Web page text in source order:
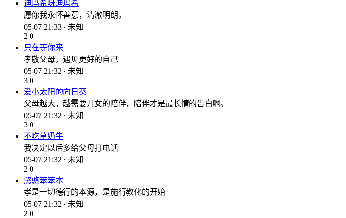
迪玛希呀迪玛希
愿你我永怀善意，清澈明朗。
05-07 21:33 · 未知
2 0
只在等你来
孝敬父母，遇见更好的自己
05-07 21:32 · 未知
3 0
爱小太阳的向日葵
父母越大，越需要儿女的陪伴，陪伴才是最长情的告白啊。
05-07 21:32 · 未知
3 0
不吃草奶牛
我决定以后多给父母打电话
05-07 21:32 · 未知
2 0
憨憨笨笨本
孝是一切德行的本源，是施行教化的开始
05-07 21:32 · 未知
2 0